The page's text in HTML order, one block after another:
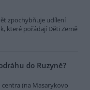
zpochybňuje udílení
které pořádají Děti Země
do Ruzyně?
centra (na Masarykovo